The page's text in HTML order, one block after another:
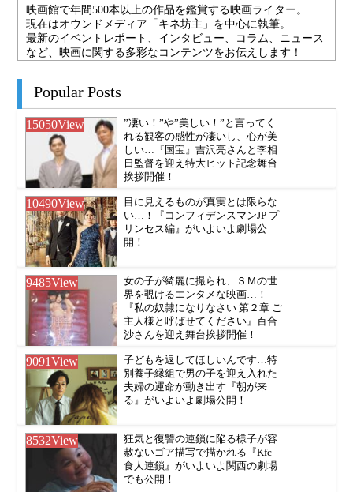
映画館で年間500本以上の作品を鑑賞する映画ライター。
現在はオウンドメディア「キネ坊主」を中心に執筆。
最新のイベントレポート、インタビュー、コラム、ニュース
など、映画に関する多彩なコンテンツをお伝えします！
Popular Posts
15050View
”凄い！”や”美しい！”と言ってく
れる観客の感性が凄いし、心が美
しい…『国宝』吉沢亮さんと李相
日監督を迎え特大ヒット記念舞台
挨拶開催！
10490View
目に見えるものが真実とは限らな
い…！『コンフィデンスマンJP プ
リンセス編』がいよいよ劇場公
開！
9485View
女の子が綺麗に撮られ、ＳＭの世
界を覗けるエンタメな映画…！
『私の奴隷になりなさい 第２章 ご
主人様と呼ばせてください』百合
沙さんを迎え舞台挨拶開催！
9091View
子どもを返してほしいんです…特
別養子縁組で男の子を迎え入れた
夫婦の運命が動き出す『朝が来
る』がいよいよ劇場公開！
8532View
狂気と復讐の連鎖に陥る様子が容
赦ないゴア描写で描かれる『Kfc
食人連鎖』がいよいよ関西の劇場
でも公開！